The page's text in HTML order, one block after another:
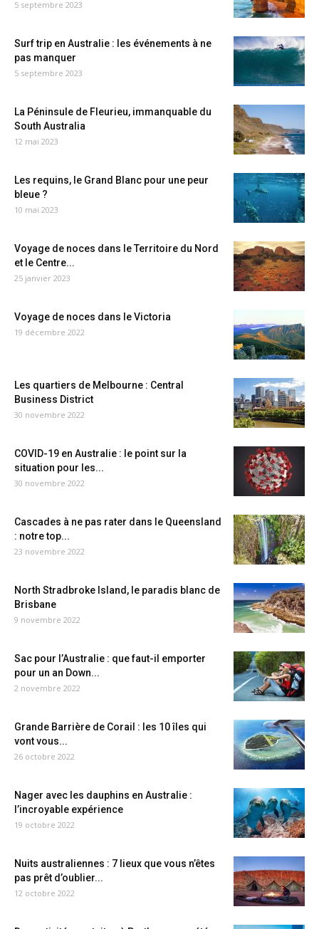
5 septembre 2023
Surf trip en Australie : les événements à ne
pas manquer
5 septembre 2023
La Péninsule de Fleurieu, immanquable du
South Australia
12 mai 2023
Les requins, le Grand Blanc pour une peur
bleue ?
10 mai 2023
Voyage de noces dans le Territoire du Nord
et le Centre...
25 janvier 2023
Voyage de noces dans le Victoria
19 décembre 2022
Les quartiers de Melbourne : Central
Business District
30 novembre 2022
COVID-19 en Australie : le point sur la
situation pour les...
30 novembre 2022
Cascades à ne pas rater dans le Queensland
: notre top...
23 novembre 2022
North Stradbroke Island, le paradis blanc de
Brisbane
9 novembre 2022
Sac pour l’Australie : que faut-il emporter
pour un an Down...
2 novembre 2022
Grande Barrière de Corail : les 10 îles qui
vont vous...
26 octobre 2022
Nager avec les dauphins en Australie :
l’incroyable expérience
19 octobre 2022
Nuits australiennes : 7 lieux que vous n’êtes
pas prêt d’oublier...
12 octobre 2022